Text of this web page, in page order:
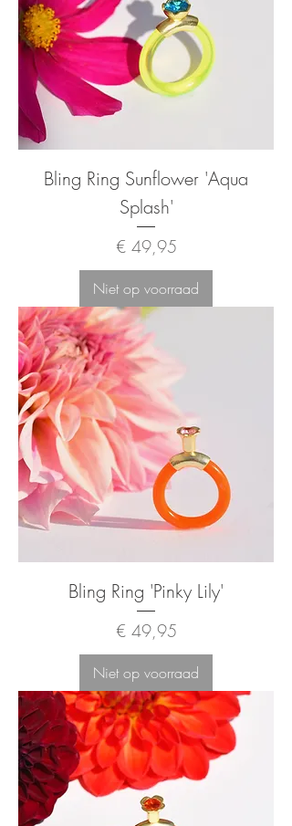
Bling Ring Sunflower 'Aqua
Splash'
Prijs
€ 49,95
Niet op voorraad
Bling Ring 'Pinky Lily'
Prijs
€ 49,95
Niet op voorraad